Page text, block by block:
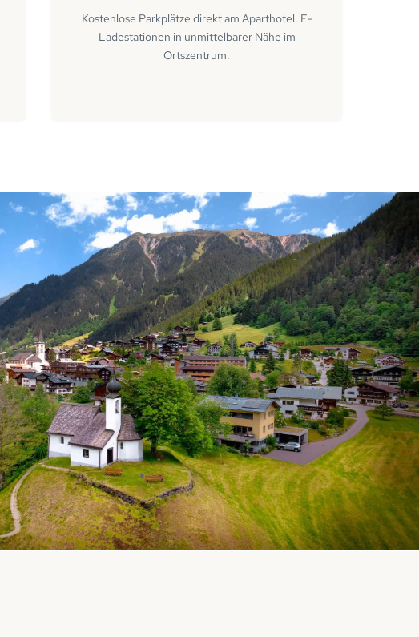
Kostenlose Parkplätze direkt am Aparthotel. E-
Ladestationen in unmittelbarer Nähe im
Ortszentrum.